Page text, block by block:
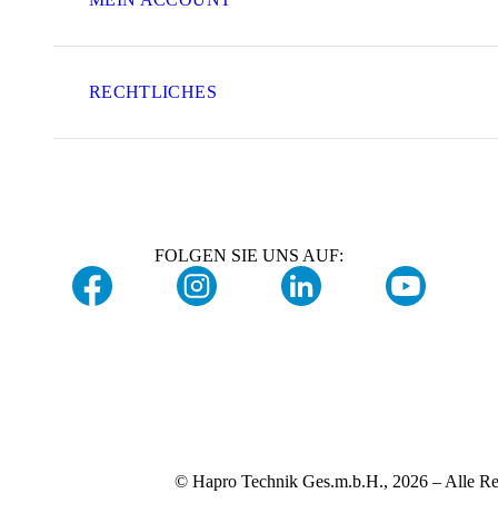
RECHTLICHES
FOLGEN SIE UNS AUF:
© Hapro Technik Ges.m.b.H., 2026 – Alle